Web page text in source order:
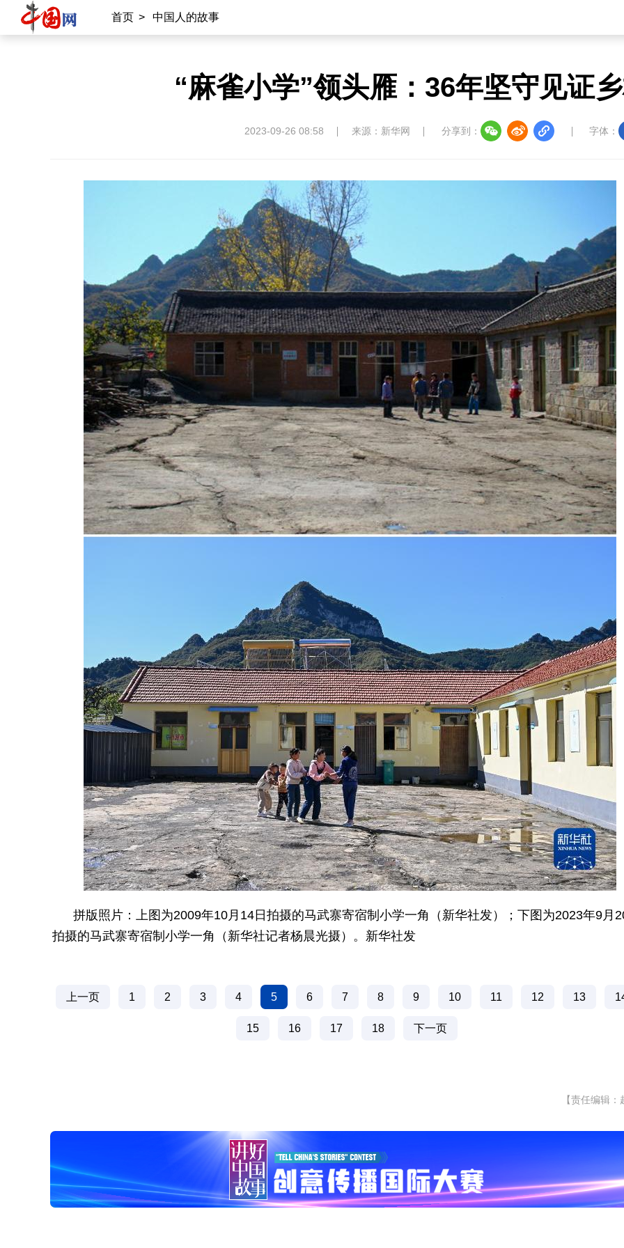
首页 > 中国人的故事
“麻雀小学”领头雁：36年坚守见证
2023-09-26 08:58 来源：新华网 分享到： 字体：
拼版照片：上图为2009年10月14日拍摄的马武寨寄宿制小学一角（新华社发）；下图为2023年9月
拍摄的马武寨寄宿制小学一角（新华社记者杨晨光摄）。新华社发
上一页 1 2 3 4 5 6 7 8 9 10 11 12 13
15 16 17 18 下一页
【责任编辑：